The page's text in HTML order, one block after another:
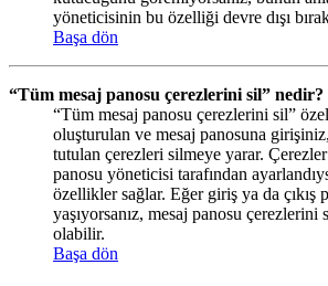
yöneticisinin bu özelliği devre dışı
Başa dön
“Tüm mesaj panosu çerezlerini sil” nedir?
“Tüm mesaj panosu çerezlerini sil”
oluşturulan ve mesaj panosuna
tutulan çerezleri silmeye yarar.
panosu yöneticisi tarafından
özellikler sağlar. Eğer giriş ya da çıkış
yaşıyorsanız, mesaj panosu çerezlerini
olabilir.
Başa dön